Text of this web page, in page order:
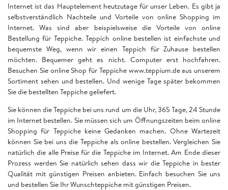
Internet ist das Hauptelement heutzutage für unser Leben. Es gibt ja
selbstverständlich Nachteile und Vorteile von online Shopping im
Internet. Was sind aber beispielsweise die Vorteile von online
Bestellung für Teppiche. Teppich online bestellen ist einfachste und
bequemste Weg, wenn wir einen Teppich für Zuhause bestellen
möchten. Bequemer geht es nicht. Computer erst hochfahren.
Besuchen Sie online Shop für Teppiche www.teppium.de aus unserem
Sortiment sehen und bestellen. Und wenige Tage später bekommen
Sie die bestellten Teppiche geliefert.
Sie können die Teppiche bei uns rund um die Uhr, 365 Tage, 24 Stunde
im Internet bestellen. Sie müssen sich um Öffnungszeiten beim online
Shopping für Teppiche keine Gedanken machen. Ohne Wartezeit
können Sie bei uns die Teppiche als online bestellen. Vergleichen Sie
natürlich die alle Preise für die Teppiche im Internet. Am Ende dieser
Prozess werden Sie natürlich sehen dass wir die Teppiche in bester
Qualität mit günstigen Preisen anbieten. Einfach besuchen Sie uns
und bestellen Sie Ihr Wunschteppiche mit günstigen Preisen.